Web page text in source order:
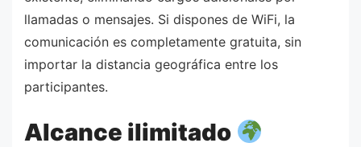
llamadas o mensajes. Si dispones de WiFi, la
comunicación es completamente gratuita, sin
importar la distancia geográfica entre los
participantes.
Alcance ilimitado